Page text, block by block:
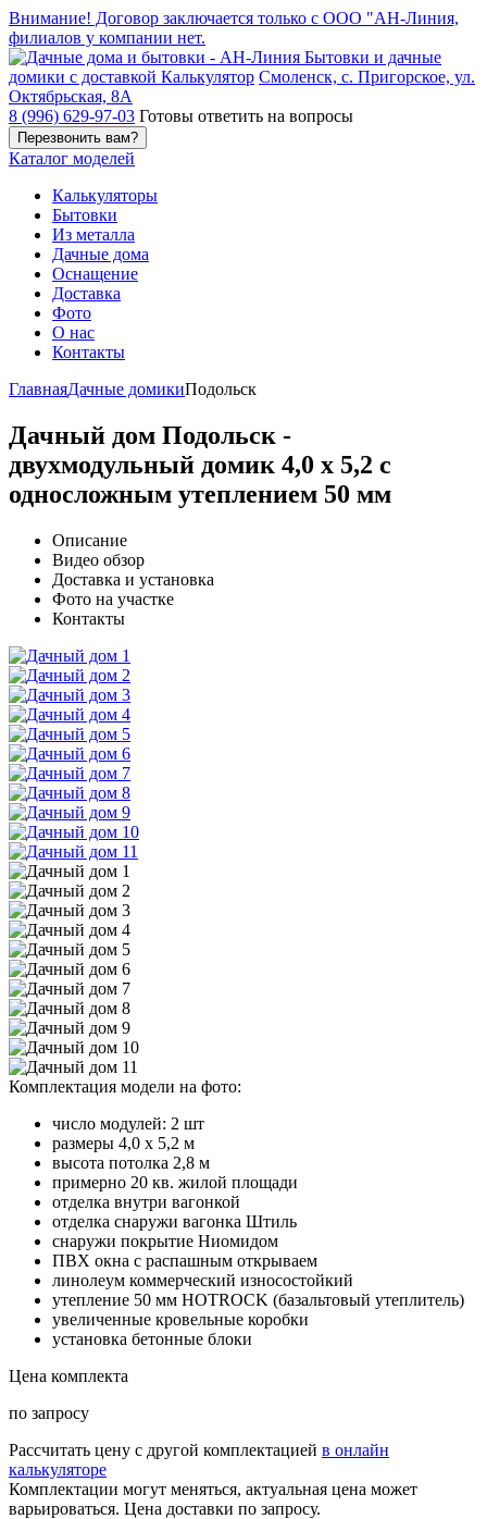
Внимание! Договор заключается только с ООО "АН-Линия,
филиалов у компании нет.
Бытовки и дачные
домики с доставкой Калькулятор Смоленск, с. Пригорское, ул.
Октябрьская, 8А
8 (996) 629-97-03 Готовы ответить на вопросы
Каталог моделей
Калькуляторы
Бытовки
Из металла
Дачные дома
Оснащение
Доставка
Фото
О нас
Контакты
ГлавнаяДачные домикиПодольск
Дачный дом Подольск -
двухмодульный домик 4,0 х 5,2 с
односложным утеплением 50 мм
Описание
Видео обзор
Доставка и установка
Фото на участке
Контакты
Комплектация модели на фото:
число модулей: 2 шт
размеры 4,0 х 5,2 м
высота потолка 2,8 м
примерно 20 кв. жилой площади
отделка внутри вагонкой
отделка снаружи вагонка Штиль
снаружи покрытие Ниомидом
ПВХ окна с распашным открываем
линолеум коммерческий износостойкий
утепление 50 мм HOTROCK (базальтовый утеплитель)
увеличенные кровельные коробки
установка бетонные блоки
Цена комплекта
по запросу
Рассчитать цену с другой комплектацией в онлайн
калькуляторе
Комплектации могут меняться, актуальная цена может
варьироваться. Цена доставки по запросу.